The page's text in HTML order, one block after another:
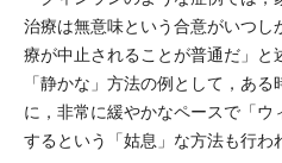
治療は無意味という合意がいつ
療が中止されることが普通だ」と
「静かな」方法の例として，あ
に，非常に緩やかなペースで「
するという「姑息」な方法も行わ